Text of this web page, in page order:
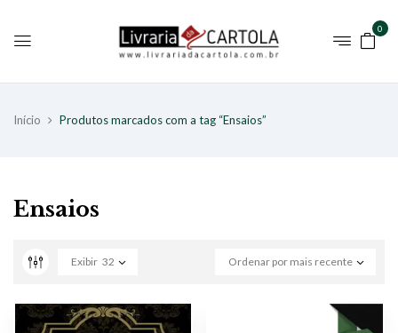
0
Início Produtos marcados com a tag “Ensaios”
Ensaios
Ordenar por mais recente
Exibir 32